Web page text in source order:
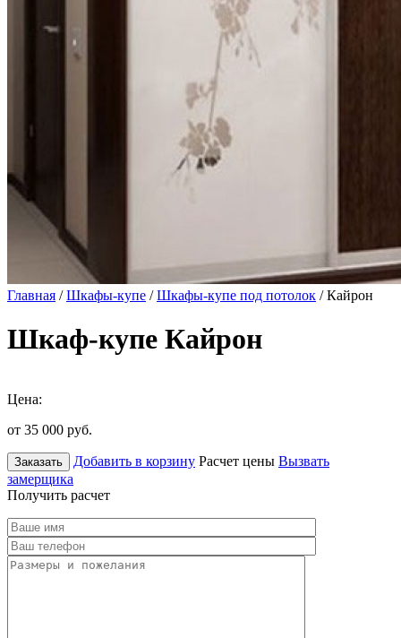
Главная /Шкафы-купе /Шкафы-купе под потолок / Кайрон
Шкаф-купе Кайрон
Цена:
от 35 000 руб.
Заказать Добавить в корзину Расчет цены Вызвать
замерщика
Получить расчет